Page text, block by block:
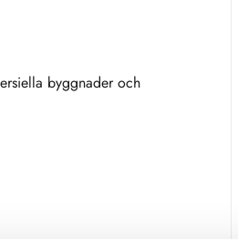
byggnader och